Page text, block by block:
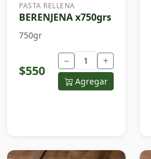
PASTA RELLENA
BERENJENA x750grs
750gr
$550
− +
Agregar